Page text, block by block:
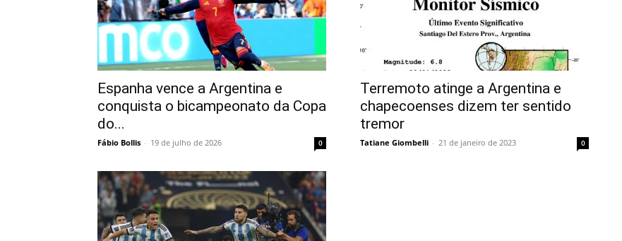
Espanha vence a Argentina e
conquista o bicampeonato da Copa
do...
Fábio Bollis - 19 de julho de 2026 0
Terremoto atinge a Argentina e
chapecoenses dizem ter sentido
tremor
Tatiane Giombelli - 21 de janeiro de 2023 0